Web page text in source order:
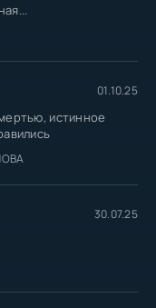
01.10.25
истинное
30.07.25